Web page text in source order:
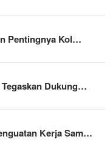
Pentingnya Kol…
Dukung…
Kerja Sam…